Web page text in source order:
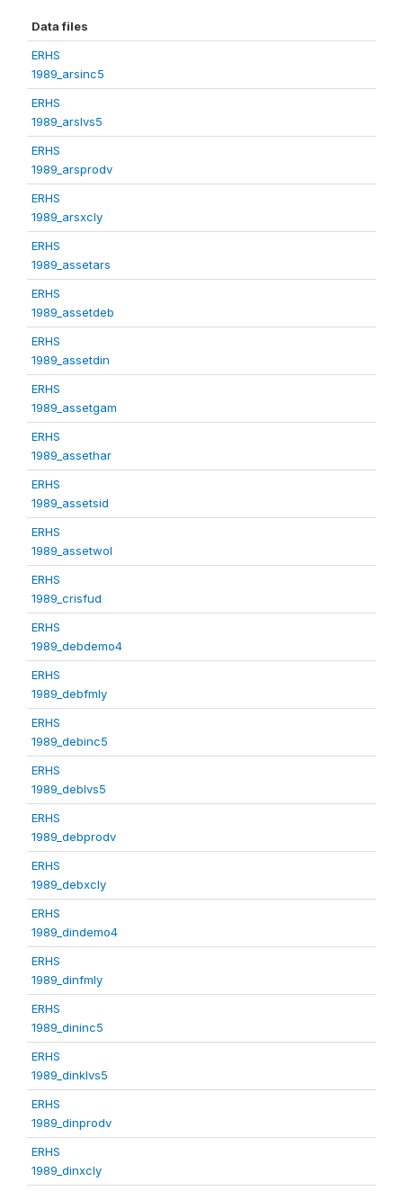
Data files
ERHS
1989_arsinc5
ERHS
1989_arslvs5
ERHS
1989_arsprodv
ERHS
1989_arsxcly
ERHS
1989_assetars
ERHS
1989_assetdeb
ERHS
1989_assetdin
ERHS
1989_assetgam
ERHS
1989_assethar
ERHS
1989_assetsid
ERHS
1989_assetwol
ERHS
1989_crisfud
ERHS
1989_debdemo4
ERHS
1989_debfmly
ERHS
1989_debinc5
ERHS
1989_deblvs5
ERHS
1989_debprodv
ERHS
1989_debxcly
ERHS
1989_dindemo4
ERHS
1989_dinfmly
ERHS
1989_dininc5
ERHS
1989_dinklvs5
ERHS
1989_dinprodv
ERHS
1989_dinxcly